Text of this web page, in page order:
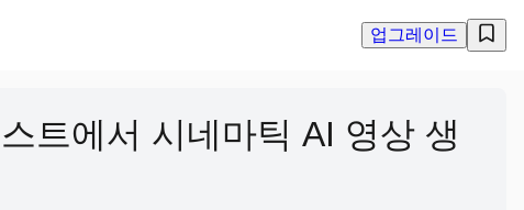
업그레이드
트에서 시네마틱 AI 영상 생